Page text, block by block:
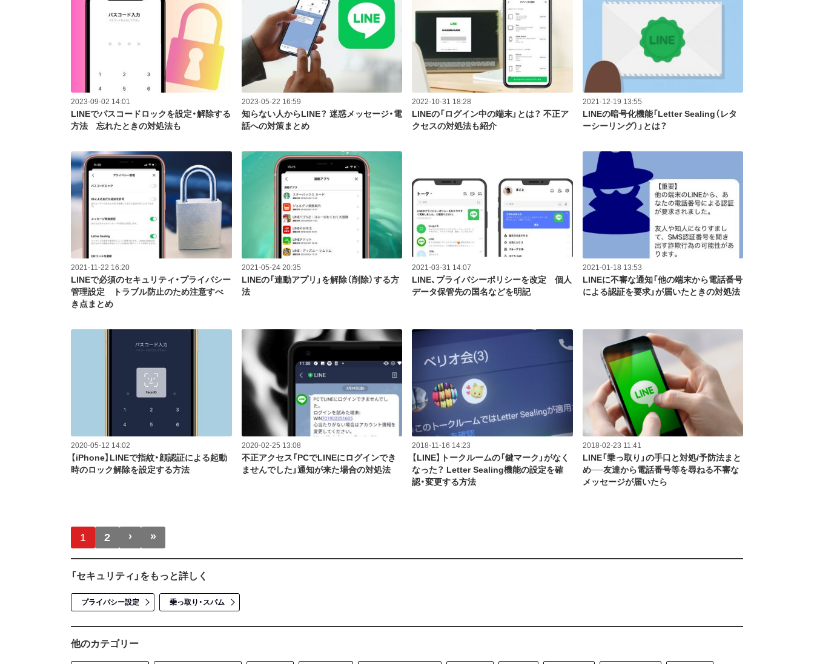
2023-09-02 14:01
LINEでパスコードロックを設定・解除する
方法 忘れたときの対処法も
2023-05-22 16:59
知らない人からLINE？ 迷惑メッセージ・電
話への対策まとめ
2022-10-31 18:28
LINEの「ログイン中の端末」とは？ 不正ア
クセスの対処法も紹介
2021-12-19 13:55
LINEの暗号化機能「Letter Sealing（レタ
ーシーリング）」とは？
2021-11-22 16:20
LINEで必須のセキュリティ・プライバシー
管理設定 トラブル防止のため注意すべ
き点まとめ
2021-05-24 20:35
LINEの「連動アプリ」を解除（削除）する方
法
2021-03-31 14:07
LINE、プライバシーポリシーを改定 個人
データ保管先の国名などを明記
2021-01-18 13:53
LINEに不審な通知「他の端末から電話番号
による認証を要求」が届いたときの対処法
2020-05-12 14:02
【iPhone】LINEで指紋・顔認証による起動
時のロック解除を設定する方法
2020-02-25 13:08
不正アクセス「PCでLINEにログインでき
ませんでした」通知が来た場合の対処法
2018-11-16 14:23
【LINE】トークルームの「鍵マーク」がなく
なった？ Letter Sealing機能の設定を確
認・変更する方法
2018-02-23 11:41
LINE「乗っ取り」の手口と対処/予防法まと
め──友達から電話番号等を尋ねる不審な
メッセージが届いたら
ページ送り
1 2 › 次ページ
»最終ページ
「セキュリティ」をもっと詳しく
プライバシー設定 乗っ取り・スパム
他のカテゴリー